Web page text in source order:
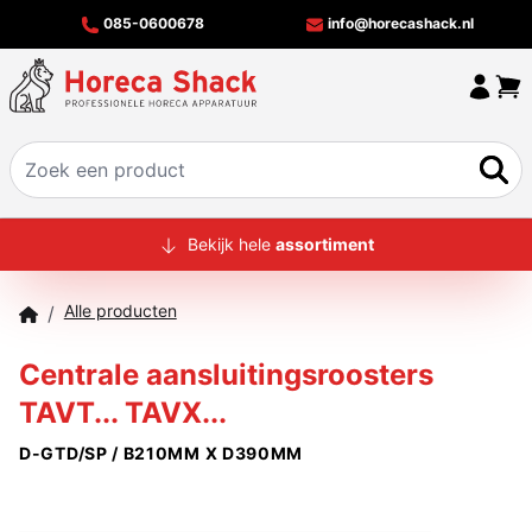
085-0600678 info@horecashack.nl
HOME
MERKEN
OFFERTECHECKER
CONTACT
Bekijk hele assortiment
/ Alle producten
Centrale aansluitingsroosters
TAVT... TAVX...
D-GTD/SP / B210MM X D390MM